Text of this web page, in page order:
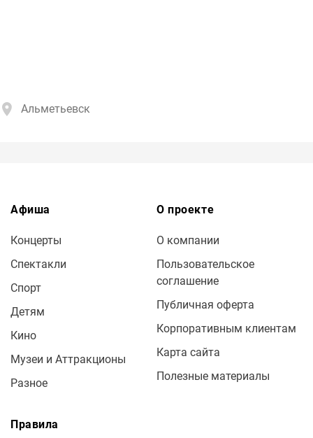
Альметьевск
Афиша
Концерты
Спектакли
Спорт
Детям
Кино
Музеи и Аттракционы
Разное
О проекте
О компании
Пользовательское
соглашение
Публичная оферта
Корпоративным клиентам
Карта сайта
Полезные материалы
Правила